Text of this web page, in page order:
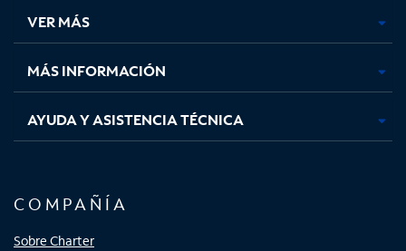
pestaña
nueva
pestaña
nueva
pestaña
nuevanueva
VER MÁS
MÁS INFORMACIÓN
AYUDA Y ASISTENCIA TÉCNICA
COMPAÑÍA
Sobre Charter